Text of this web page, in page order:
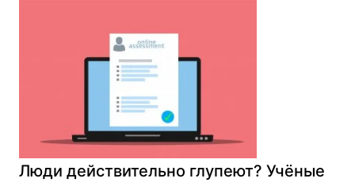
Люди действительно глупеют? Учёные